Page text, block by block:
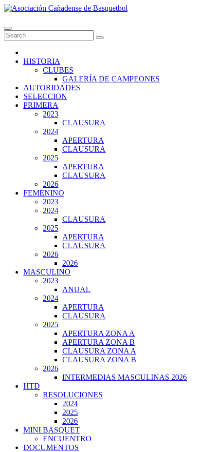
Skip
content
HISTORIA
CLUBES
GALERÍA DE CAMPEONES
AUTORIDADES
SELECCION
PRIMERA
2023
CLAUSURA
2024
APERTURA
CLAUSURA
2025
APERTURA
CLAUSURA
2026
FEMENINO
2023
2024
CLAUSURA
2025
APERTURA
CLAUSURA
2026
2026
MASCULINO
2023
ANUAL
2024
APERTURA
CLAUSURA
2025
APERTURA ZONA A
APERTURA ZONA B
CLAUSURA ZONA A
CLAUSURA ZONA B
2026
INTERMEDIAS MASCULINAS 2026
HTD
RESOLUCIONES
2024
2025
2026
MINI BASQUET
ENCUENTRO
DOCUMENTOS